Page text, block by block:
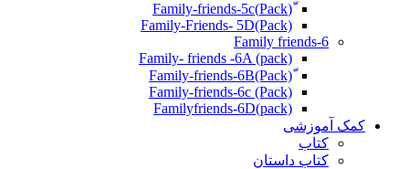
ّ(Pack)Family-friends-5c
Family-Friends- 5D(Pack)
Family friends-6
Family- friends -6A (pack)
Family-friends-6c (Pack)
Familyfriends-6D(pack)
کمک آموزشی
کتاب
کتاب داستان